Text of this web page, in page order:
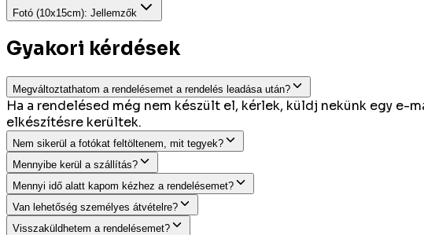
Fotó (10x15cm): Jellemzők
Gyakori kérdések
Megváltoztathatom a rendelésemet a rendelés leadása után?
Ha a rendelésed még nem készült el, kérlek, küldj nekünk egy
elkészítésre kerültek.
Nem sikerül a fotókat feltöltenem, mit tegyek?
Mennyibe kerül a szállítás?
Mennyi idő alatt kapom kézhez a rendelésemet?
Van lehetőség személyes átvételre?
Visszaküldhetem a rendelésemet?